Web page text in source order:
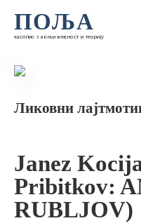
ПОЉА
часопис за књижевност и теорију
Ликовни
Janez
Pribitkov:
RUBLJOV)